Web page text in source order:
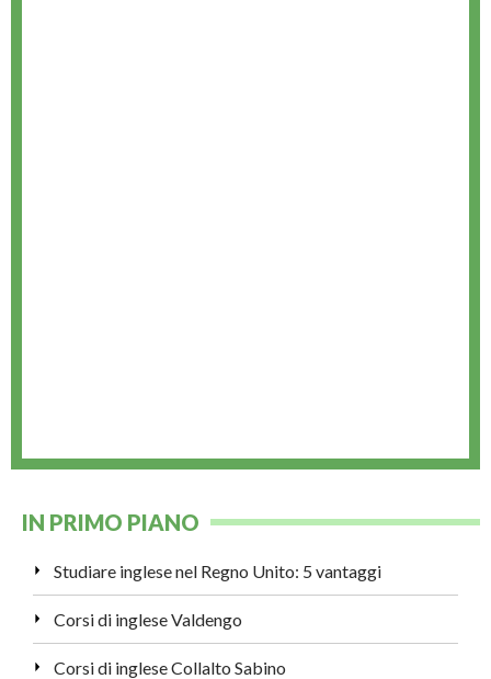
IN PRIMO PIANO
Studiare inglese nel Regno Unito: 5 vantaggi
Corsi di inglese Valdengo
Corsi di inglese Collalto Sabino